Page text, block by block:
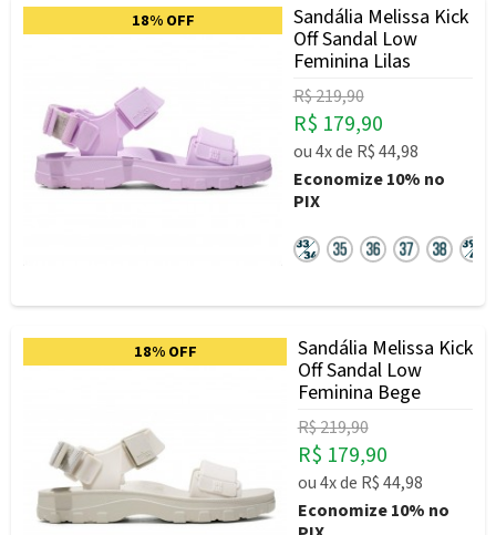
18% OFF
Sandália Melissa Kick
Off Sandal Low
Feminina Lilas
R$ 219,90
R$ 179,90
ou4xde R$ 44,98
Economize10% no
PIX
18% OFF
Sandália Melissa Kick
Off Sandal Low
Feminina Bege
R$ 219,90
R$ 179,90
ou4xde R$ 44,98
Economize10% no